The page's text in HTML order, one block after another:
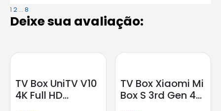
1 2 ... 8
Deixe sua avaliação:
TV Box UniTV V10
4K Full HD
TV Box Xiaomi Mi
Box S 3rd Gen 4K